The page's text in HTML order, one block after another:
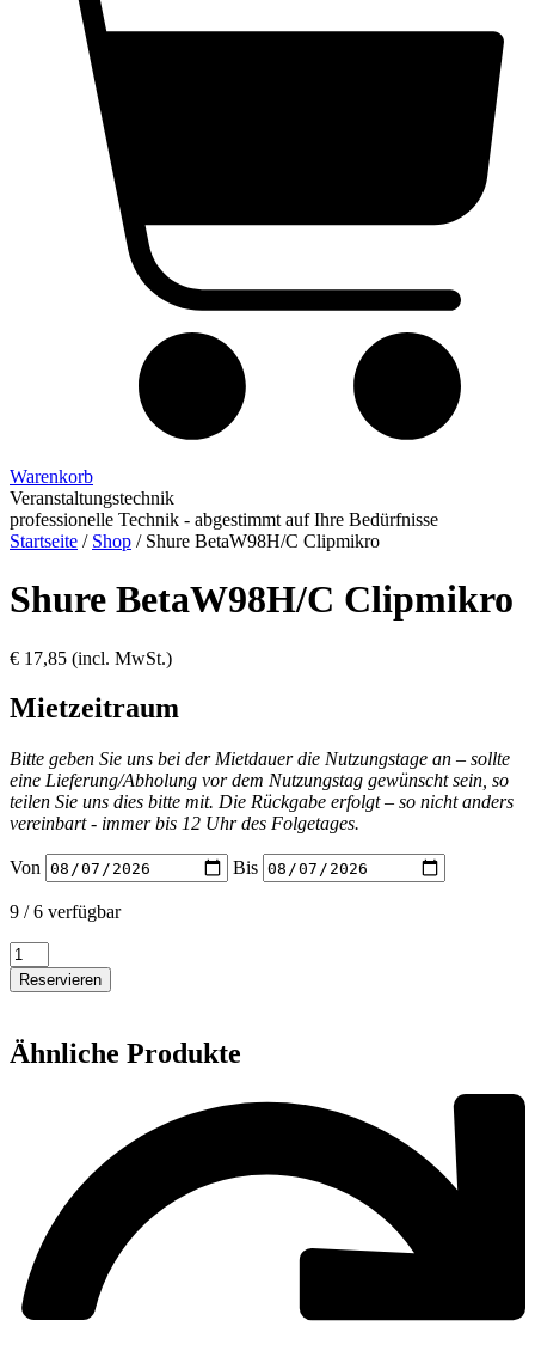
Warenkorb
Veranstaltungstechnik
professionelle Technik - abgestimmt auf Ihre Bedürfnisse
Startseite / Shop / Shure BetaW98H/C Clipmikro
Shure BetaW98H/C Clipmikro
€ 17,85 (incl. MwSt.)
Mietzeitraum
Bitte geben Sie uns bei der Mietdauer die Nutzungstage an – sollte
eine Lieferung/Abholung vor dem Nutzungstag gewünscht sein, so
teilen Sie uns dies bitte mit. Die Rückgabe erfolgt – so nicht anders
vereinbart - immer bis 12 Uhr des Folgetages.
Von Bis
9 / 6 verfügbar
Shure
BetaW98H/C
Clipmikro
Reservieren
Ähnliche Produkte